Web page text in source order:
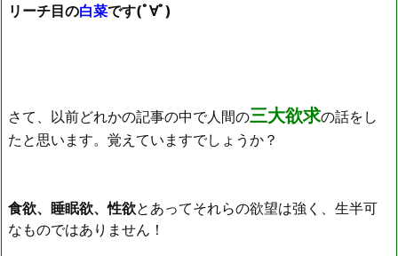
リーチ目の白菜です(ﾟ∀ﾟ)
さて、以前どれかの記事の中で人間の三大欲求の話をし
たと思います。覚えていますでしょうか？
食欲、睡眠欲、性欲とあってそれらの欲望は強く、生半可
なものではありません！